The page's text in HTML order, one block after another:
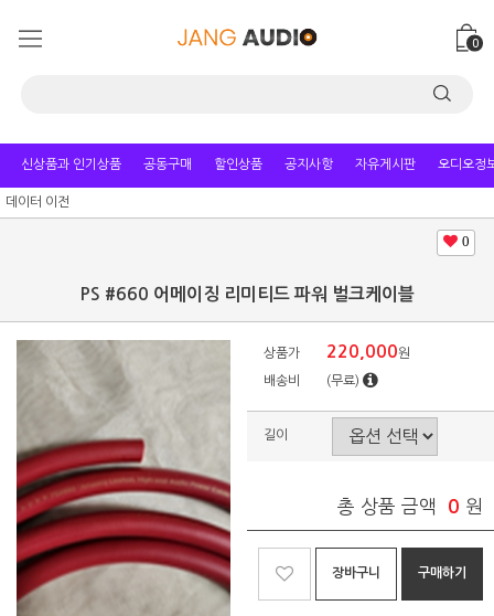
0
신상품과 인기상품 공동구매 할인상품 공지사항 자유게시판 오디오정
데이터 이전
0
PS #660 어메이징 리미티드 파워 벌크케이블
상품가 220,000원
배송비 (무료)
길이
총 상품 금액 0 원
장바구니 구매하기